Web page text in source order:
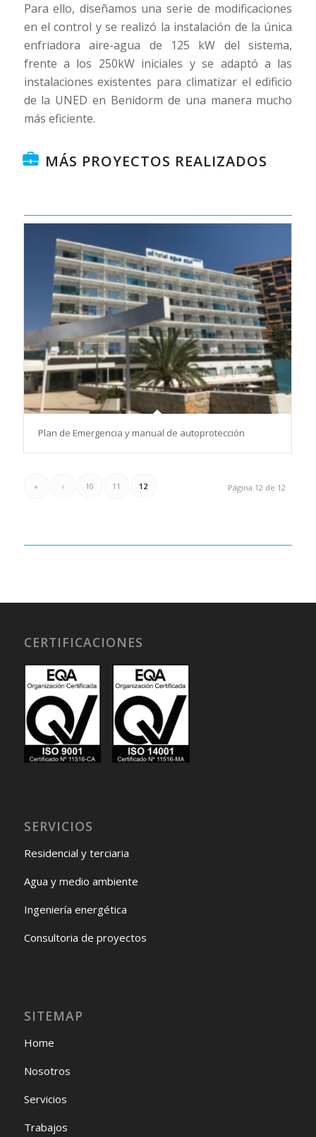
Para ello, diseñamos una serie de modificaciones
en el control y se realizó la instalación de la única
enfriadora aire-agua de 125 kW del sistema,
frente a los 250kW iniciales y se adaptó a las
instalaciones existentes para climatizar el edificio
de la UNED en Benidorm de una manera mucho
más eficiente.
MÁS PROYECTOS REALIZADOS
Plan de Emergencia y manual de autoprotección
Página 12 de 12
« ‹ 10 11 12
CERTIFICACIONES
SERVICIOS
Residencial y terciaria
Agua y medio ambiente
Ingeniería energética
Consultoria de proyectos
SITEMAP
Home
Nosotros
Servicios
Trabajos